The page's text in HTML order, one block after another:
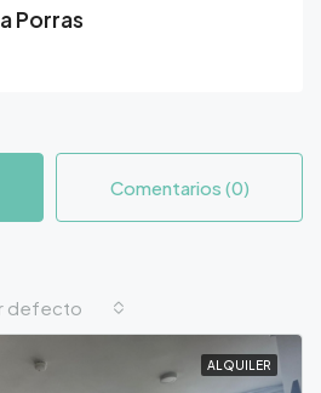
Porras
Comentarios (0)
defecto
ALQUILER